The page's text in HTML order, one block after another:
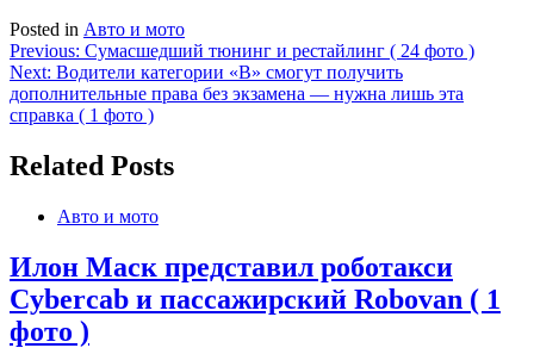
Posted in Авто и мото
Навигация
по
записям
Previous: Сумасшедший тюнинг и рестайлинг ( 24 фото )
Next: Водители категории «B» смогут получить
дополнительные права без экзамена — нужна лишь эта
справка ( 1 фото )
Related Posts
Авто и мото
Илон Маск представил роботакси
Cybercab и пассажирский Robovan ( 1
фото )